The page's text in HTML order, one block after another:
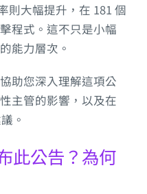
則大幅提升，在 181 個
程式。這不只是小幅
能力層次。
助您深入理解這項公
主管的影響，以及在
。
此公告？為何